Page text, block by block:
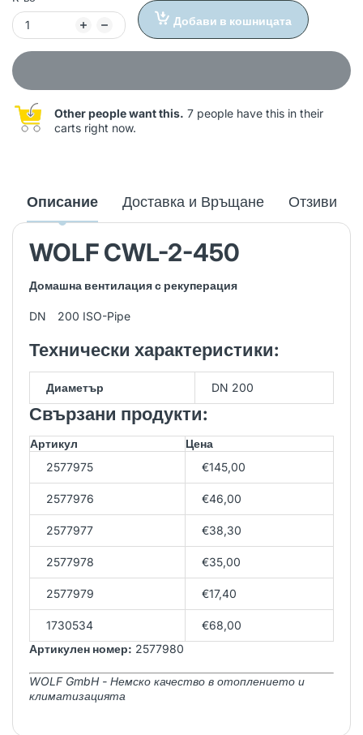
Добави в кошницата
Other people want this. 7 people have this in their
carts right now.
Описание Доставка и Връщане Отзиви
WOLF CWL-2-450
Домашна вентилация с рекуперация
DN 200 ISO-Pipe
Технически характеристики:
Диаметър DN 200
Свързани продукти:
Артикул
Цена
2577975
€145,00
2577976 €46,00
2577977 €38,30
2577978 €35,00
2577979 €17,40
1730534
€68,00
Артикулен номер: 2577980
WOLF GmbH - Немско качество в отоплението и
климатизацията